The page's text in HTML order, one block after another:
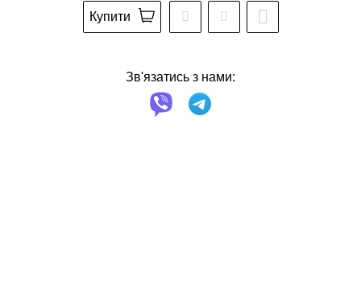
Купити
Зв'язатись з нами: